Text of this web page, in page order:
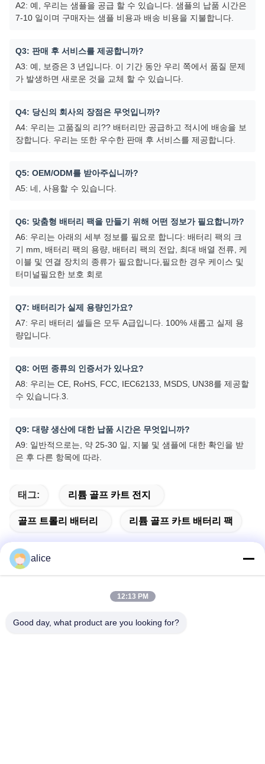
A2: 예, 우리는 샘플을 공급 할 수 있습니다. 샘플의 납품 시간은
7-10 일이며 구매자는 샘플 비용과 배송 비용을 지불합니다.
Q3: 판매 후 서비스를 제공합니까?
A3: 예, 보증은 3 년입니다. 이 기간 동안 우리 쪽에서 품질 문제
가 발생하면 새로운 것을 교체 할 수 있습니다.
Q4: 당신의 회사의 장점은 무엇입니까?
A4: 우리는 고품질의 리?? 배터리만 공급하고 적시에 배송을 보
장합니다. 우리는 또한 우수한 판매 후 서비스를 제공합니다.
Q5: OEM/ODM를 받아주십니까?
A5: 네, 사용할 수 있습니다.
Q6: 맞춤형 배터리 팩을 만들기 위해 어떤 정보가 필요합니까?
A6: 우리는 아래의 세부 정보를 필요로 합니다: 배터리 팩의 크
기 mm, 배터리 팩의 용량, 배터리 팩의 전압, 최대 배열 전류, 케
이블 및 연결 장치의 종류가 필요합니다,필요한 경우 케이스 및
터미널필요한 보호 회로
Q7: 배터리가 실제 용량인가요?
A7: 우리 배터리 셀들은 모두 A급입니다. 100% 새롭고 실제 용
량입니다.
Q8: 어떤 종류의 인증서가 있나요?
A8: 우리는 CE, RoHS, FCC, IEC62133, MSDS, UN38를 제공할
수 있습니다.3.
Q9: 대량 생산에 대한 납품 시간은 무엇입니까?
A9: 일반적으로는, 약 25-30 일, 지불 및 샘플에 대한 확인을 받
은 후 다른 항목에 따라.
태그: 리튬 골프 카트 전지
골프 트롤리 배터리 리튬 골프 카트 배터리 팩
주소
alice
12:13 PM
Good day, what product are you looking for?